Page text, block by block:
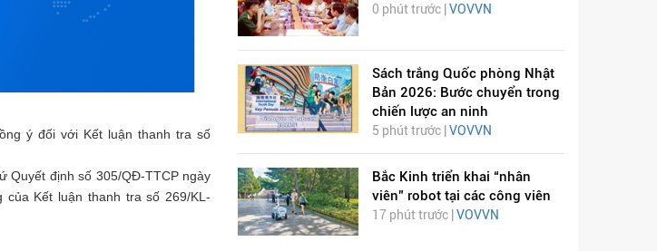
ý đối với Kết luận thanh tra số
Quyết định số 305/QĐ-TTCP ngày
Kết luận thanh tra số 269/KL-
0 phút trước | VOVVN
Sách trắng Quốc phòng Nhật
Bản 2026: Bước chuyển trong
chiến lược an ninh
5 phút trước | VOVVN
Bắc Kinh triển khai “nhân
viên” robot tại các công viên
17 phút trước | VOVVN